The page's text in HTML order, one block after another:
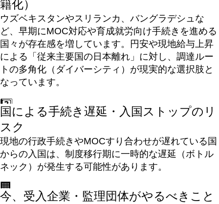
籍化）
ウズベキスタンやスリランカ、バングラデシュな
ど、早期にMOC対応や育成就労向け手続きを進める
国々が存在感を増しています。円安や現地給与上昇
による「従来主要国の日本離れ」に対し、調達ルー
トの多角化（ダイバーシティ）が現実的な選択肢と
なっています。
国による手続き遅延・入国ストップのリ
スク
現地の行政手続きやMOCすり合わせが遅れている国
からの入国は、制度移行期に一時的な遅延（ボトル
ネック）が発生する可能性があります。
今、受入企業・監理団体がやるべきこと